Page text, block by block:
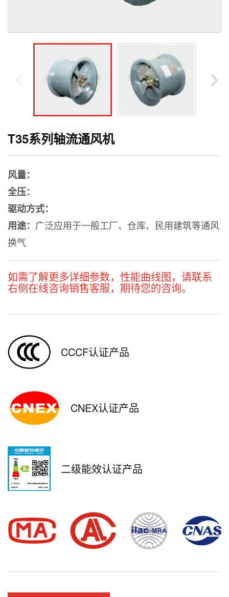
T35系列轴流通风机
风量：
全压：
驱动方式：
用途： 广泛应用于一般工厂、仓库、民用建筑等通风
换气
如需了解更多详细参数，性能曲线图，请联系
右侧在线咨询销售客服，期待您的咨询。
CCCF认证产品
CNEX认证产品
二级能效认证产品